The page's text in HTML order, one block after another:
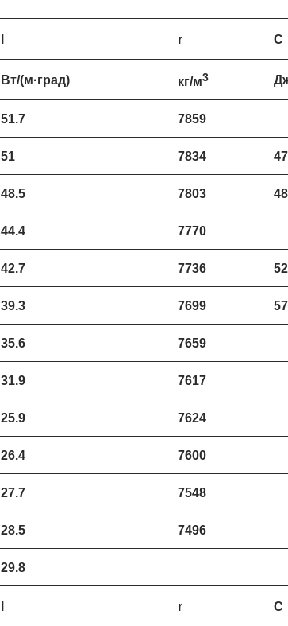
l r C
Вт/(м·град) кг/м3
51.7 7859
51 7834
48.5 7803
44.4 7770
42.7 7736
39.3 7699
35.6 7659
31.9 7617
25.9 7624
26.4 7600
27.7 7548
28.5 7496
29.8
l r C